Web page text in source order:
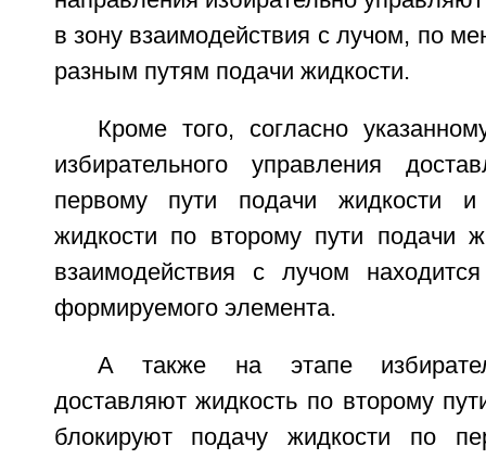
в зону взаимодействия с лучом, по
разным путям подачи жидкости.
Кроме того, согласно
избирательного управления
первому пути подачи жидкости и
жидкости по второму пути подачи
взаимодействия с лучом
формируемого элемента.
А также на этапе
доставляют жидкость по второму
блокируют подачу жидкости по